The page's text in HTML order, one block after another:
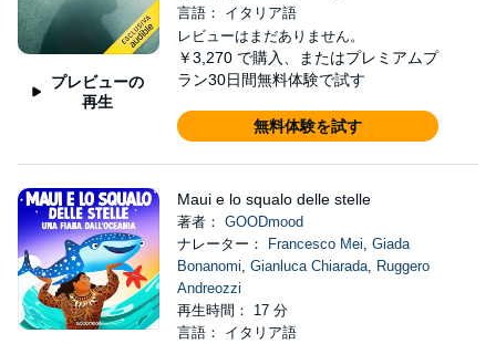
プレビューの
再生
言語： イタリア語
レビューはまだありません。
￥3,270 で購入、またはプレミアムプ
ラン30日間無料体験で試す
無料体験を試す
Maui e lo squalo delle stelle
著者： GOODmood
ナレーター：
Francesco Mei, Giada
Bonanomi, Gianluca Chiarada, Ruggero
Andreozzi
再生時間： 17 分
言語： イタリア語